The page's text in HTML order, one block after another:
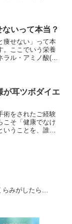
いって本当？
痩せない」って本
。ここでいう栄養
ラル・アミノ酸(タ
酸...
が耳ツボダイエ
術をされたご経験
こそ「健康でなけ
うことを、誰よ
らみがしたら…